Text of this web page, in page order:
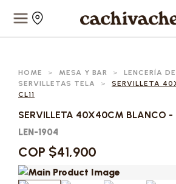
HOME > MESA Y BAR > LENCERÍA
SERVILLETAS TELA
>
SERVILLETA
CL11
SERVILLETA 40X40CM BLANCO -
LEN-1904
COP $41,900